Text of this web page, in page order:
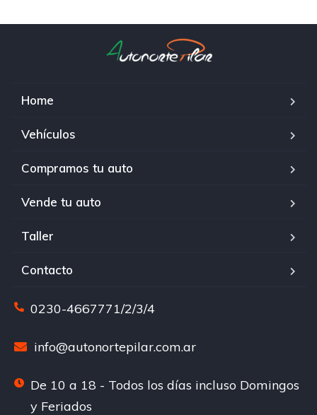
Home
Vehículos
Compramos tu auto
Vende tu auto
Taller
Contacto
0230-4667771/2/3/4
info@autonortepilar.com.ar
De 10 a 18 - Todos los días incluso Domingos
y Feriados